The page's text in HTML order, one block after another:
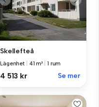
Skellefteå
Lägenhet 41 m² 1 rum
4 513 kr Se mer